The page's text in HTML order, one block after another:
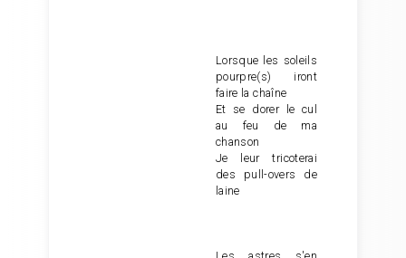
Lorsque les soleils
pourpre(s) iront
faire la chaîne
Et se dorer le cul
au feu de ma
chanson
Je leur tricoterai
des pull-overs de
laine